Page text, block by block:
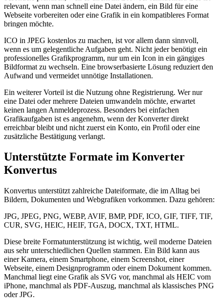
relevant, wenn man schnell eine Datei ändern, ein Bild für eine
Webseite vorbereiten oder eine Grafik in ein kompatibleres Format
bringen möchte.
ICO in JPEG kostenlos zu machen, ist vor allem dann sinnvoll,
wenn es um gelegentliche Aufgaben geht. Nicht jeder benötigt ein
professionelles Grafikprogramm, nur um ein Icon in ein gängiges
Bildformat zu wechseln. Eine browserbasierte Lösung reduziert den
Aufwand und vermeidet unnötige Installationen.
Ein weiterer Vorteil ist die Nutzung ohne Registrierung. Wer nur
eine Datei oder mehrere Dateien umwandeln möchte, erwartet
keinen langen Anmeldeprozess. Besonders bei einfachen
Grafikaufgaben ist es angenehm, wenn der Konverter direkt
erreichbar bleibt und nicht zuerst ein Konto, ein Profil oder eine
zusätzliche Bestätigung verlangt.
Unterstützte Formate im Konverter
Konvertus
Konvertus unterstützt zahlreiche Dateiformate, die im Alltag bei
Bildern, Dokumenten und Webgrafiken vorkommen. Dazu gehören:
JPG, JPEG, PNG, WEBP, AVIF, BMP, PDF, ICO, GIF, TIFF, TIF,
CUR, SVG, HEIC, HEIF, TGA, DOCX, TXT, HTML.
Diese breite Formatunterstützung ist wichtig, weil moderne Dateien
aus sehr unterschiedlichen Quellen stammen. Ein Bild kann aus
einer Kamera, einem Smartphone, einem Screenshot, einer
Webseite, einem Designprogramm oder einem Dokument kommen.
Manchmal liegt eine Grafik als SVG vor, manchmal als HEIC vom
iPhone, manchmal als PDF-Auszug, manchmal als klassisches PNG
oder JPG.